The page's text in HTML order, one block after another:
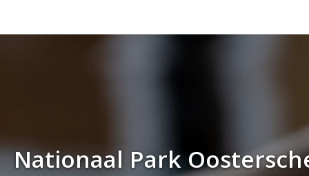
Nationaal Park